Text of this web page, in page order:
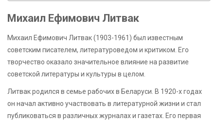
Михаил Ефимович Литвак
Михаил Ефимович Литвак (1903-1961) был известным
советским писателем, литературоведом и критиком. Его
творчество оказало значительное влияние на развитие
советской литературы и культуры в целом.
Литвак родился в семье рабочих в Беларуси. В 1920-х годах
он начал активно участвовать в литературной жизни и стал
публиковаться в различных журналах и газетах. Его первая